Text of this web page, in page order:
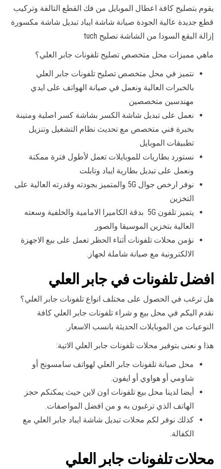
يقوم بتصليح كافة اعطال الموبايل من فك القطع التالفة وتركيب
قطع جديدة عالية الجودة صيانة شاشة ايباد تبديل شاشة مكسورة
إزالة البقع السودا من الشاشة تصليح tuch
ماهي مميزات محل متخصص تصليح تلفونات جابر العلي؟
نتميز في محل متخصص تصليح تلفونات جابر العلي
بالخبرات العالية ونعمل في صيانة الهواتف على ايدي
مهندسين متخصصين
نعمل على تبديل شاشة الكسر بشاشة كسر اصلية ومتينة
بخبرة فني متخصص مع تحديث نظام التشغيل وتنزيل
تطبيقات الموبايل
نستورد بطاريات للموبايلات تعمل لأطول فترة ممكنة
ونعمل على تبديل بطارية ايباد وتابلت
نوفر ارخص جوال 5G والمتميز بجودته وقدرته العالية على
التخزين
يتميز تلفون 5G بدقة الكاميرا الامامية والخلفية وسعته
العالية بتخزين الموسيقا والصور
نؤمن محلات تلفونات أثناء الحظر تعمل على بيع الاجهزة
الالكترونية مع صيانة شاملة لجهاز.
افضل تلفونات في جابر العلي
هل ترغب في الحصول على مختلف انواع تلفونات جابر العلي؟
نقدم اليكم في محل بيع و شراء تلفونات جابر العلي كافة
النوعيات من الموبايلات الحديثة بانسب الاسعار.
هذا و نعنى بتوفير محلات تلفونات جابر العلي الاتية:
محل صيانة تلفونات جابر العلي لهواتف سامسونج أو
شاومي أو هواوي أو ايفون.
أيضا لدينا محل بيع تلفونات اون لاين حيث يمكنكم حجز
الهاتف الذي ترغبون به و من افضل المواصفات.
كذلك نوفر لكم محلات تبديل شاشة ايباد جابر العلي مع
الكفالة.
محلات تلفونات جابر العلي